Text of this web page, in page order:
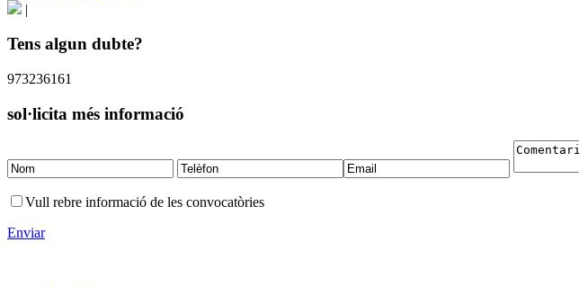
|
Tens algun dubte?
973236161
sol·licita més informació
Vull rebre informació de les convocatòries
Enviar